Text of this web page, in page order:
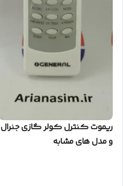
ریموت کنترل کولر گازی جنرال
و مدل های مشابه